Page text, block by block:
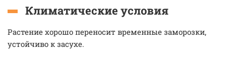
Климатические условия
Растение хорошо переносит временные заморозки,
устойчиво к засухе.